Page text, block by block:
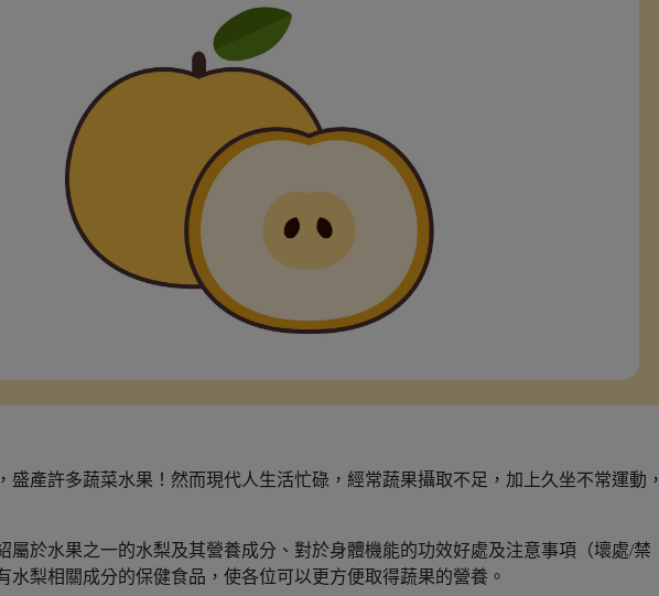
盛產許多蔬菜水果！然而現代人生活忙碌，經常蔬果攝取不足，加上久坐不常運動，
屬於水果之一的水梨及其營養成分、對於身體機能的功效好處及注意事項（壞處/禁
水梨相關成分的保健食品，使各位可以更方便取得蔬果的營養。